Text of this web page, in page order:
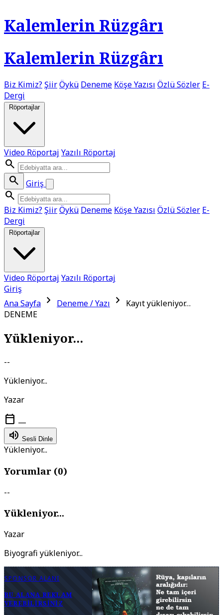
Kalemlerin Rüzgârı
Kalemlerin Rüzgârı
Biz Kimiz? ŞiirÖykü Deneme Köşe Yazısı Özlü Sözler E-
Dergi
Röportajlar
Video Röportaj Yazılı Röportaj
search
search
Giriş
search
Biz Kimiz? ŞiirÖykü Deneme Köşe Yazısı Özlü Sözler E-
Dergi
Röportajlar
Video Röportaj Yazılı Röportaj
Giriş
Ana Sayfa chevron_right Deneme / Yazı chevron_right Kayıt yükleniyor…
DENEME
Yükleniyor...
--
Yükleniyor...
Yazar
calendar_today —
volume_up Sesli Dinle
Yükleniyor...
Yorumlar (0)
--
Yükleniyor...
Yazar
Biyografi yükleniyor...
SPONSOR ALANI
BU ALANA REKLAM
VEREBILIRSINIZ